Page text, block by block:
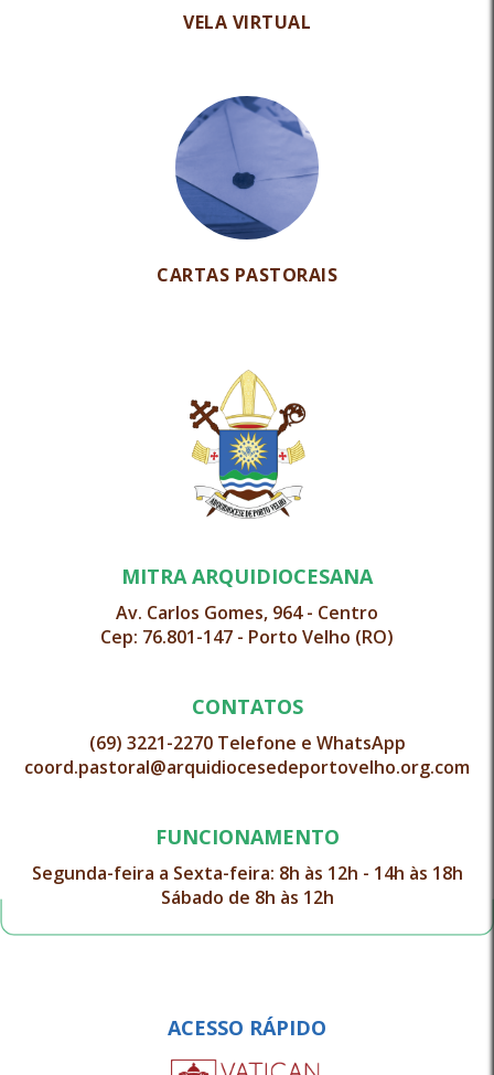
VELA VIRTUAL
CARTAS PASTORAIS
MITRA ARQUIDIOCESANA
Av. Carlos Gomes, 964 - Centro
Cep: 76.801-147 - Porto Velho (RO)
CONTATOS
(69) 3221-2270 Telefone e WhatsApp
coord.pastoral@arquidiocesedeportovelho.org.com
FUNCIONAMENTO
Segunda-feira a Sexta-feira: 8h às 12h - 14h às 18h
Sábado de 8h às 12h
ACESSO RÁPIDO